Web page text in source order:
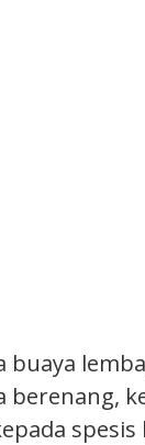
buaya
berenang,